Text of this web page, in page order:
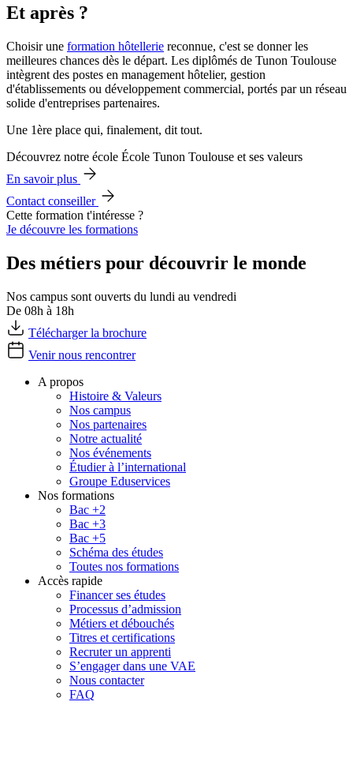
Et après ?
Choisir une formation hôtellerie reconnue, c'est se donner les
meilleures chances dès le départ. Les diplômés de Tunon Toulouse
intègrent des postes en management hôtelier, gestion
d'établissements ou développement commercial, portés par un réseau
solide d'entreprises partenaires.
Une 1ère place qui, finalement, dit tout.
Découvrez notre école École Tunon Toulouse et ses valeurs
En savoir plus
Contact conseiller
Cette formation t'intéresse ?
Je découvre les formations
Des métiers pour découvrir le monde
Nos campus sont ouverts du lundi au vendredi
De 08h à 18h
Télécharger la brochure
Venir nous rencontrer
A propos
Histoire & Valeurs
Nos campus
Nos partenaires
Notre actualité
Nos événements
Étudier à l’international
Groupe Eduservices
Nos formations
Bac +2
Bac +3
Bac +5
Schéma des études
Toutes nos formations
Accès rapide
Financer ses études
Processus d’admission
Métiers et débouchés
Titres et certifications
Recruter un apprenti
S’engager dans une VAE
Nous contacter
FAQ